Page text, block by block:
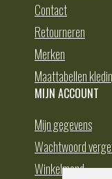
Contact
Retourneren
Merken
Maattabellen
MIJN ACCOUNT
Mijn gegevens
Wachtwoord
Winkelmand